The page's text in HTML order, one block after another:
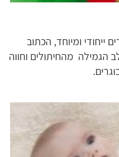
ייחודי ומיוחד, הכתוב
הגמילה מהחיתולים וחווה